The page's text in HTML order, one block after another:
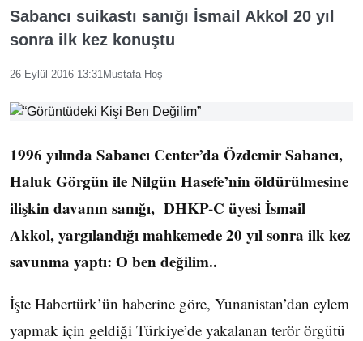
Sabancı suikastı sanığı İsmail Akkol 20 yıl
sonra ilk kez konuştu
26 Eylül 2016 13:31Mustafa Hoş
1996 yılında Sabancı Center’da Özdemir Sabancı,
Haluk Görgün ile Nilgün Hasefe’nin öldürülmesine
ilişkin davanın sanığı, DHKP-C üyesi İsmail
Akkol, yargılandığı mahkemede 20 yıl sonra ilk kez
savunma yaptı: O ben değilim..
İşte Habertürk’ün haberine göre, Yunanistan’dan eylem
yapmak için geldiği Türkiye’de yakalanan terör örgütü